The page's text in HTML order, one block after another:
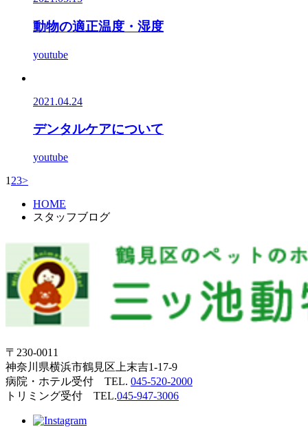
動物の適正温度・湿度
youtube
2021.04.24
デンタルケアについて
youtube
1 23>
HOME
スタッフブログ
〒230-0011
神奈川県横浜市鶴見区上末吉1-17-9
病院・ホテル受付 TEL. 045-520-2000
トリミング受付 TEL.045-947-3006